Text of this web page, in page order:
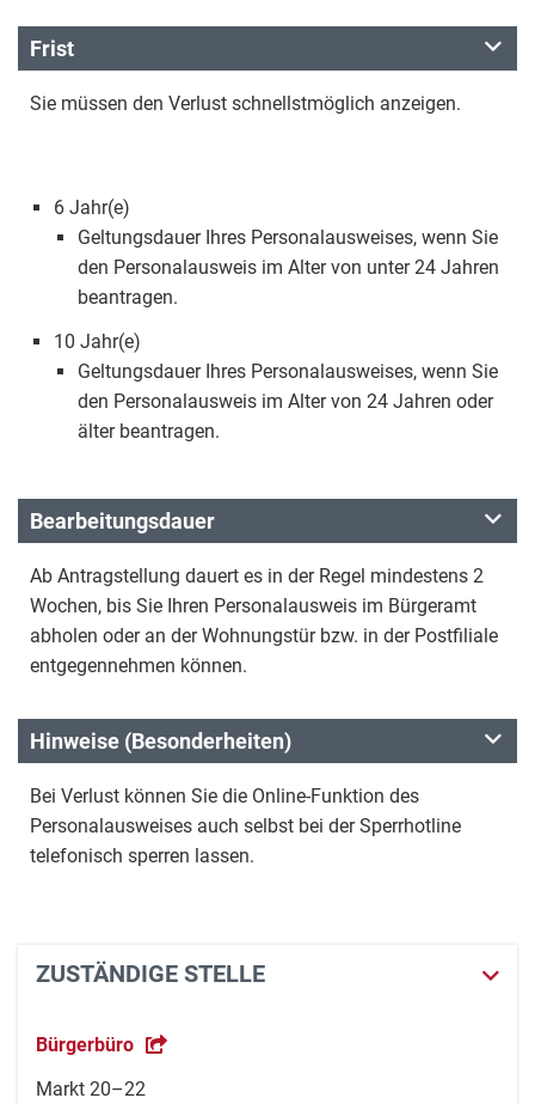
Frist
Sie müssen den Verlust schnellstmöglich anzeigen.
6 Jahr(e)
Geltungsdauer Ihres Personalausweises, wenn Sie
den Personalausweis im Alter von unter 24 Jahren
beantragen.
10 Jahr(e)
Geltungsdauer Ihres Personalausweises, wenn Sie
den Personalausweis im Alter von 24 Jahren oder
älter beantragen.
Bearbeitungsdauer
Ab Antragstellung dauert es in der Regel mindestens 2
Wochen, bis Sie Ihren Personalausweis im Bürgeramt
abholen oder an der Wohnungstür bzw. in der Postfiliale
entgegennehmen können.
Hinweise (Besonderheiten)
Bei Verlust können Sie die Online-Funktion des
Personalausweises auch selbst bei der Sperrhotline
telefonisch sperren lassen.
ZUSTÄNDIGE STELLE
Bürgerbüro
Markt 20–22